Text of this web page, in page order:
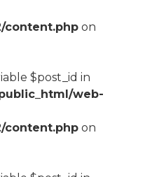
content.phpon
$post_id in
web-
content.phpon